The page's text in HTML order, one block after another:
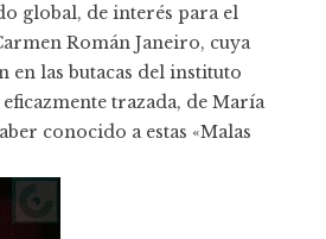
global, de interés para el
Román Janeiro, cuya
en las butacas del instituto
trazada, de María
conocido a estas «Malas